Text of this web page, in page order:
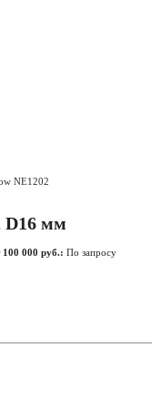
NE1202
D16 мм
000 руб.: По запросу